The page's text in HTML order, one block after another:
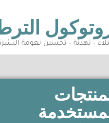
– ﺗﻬﺪﺋﺔ – ﺗﺤﺴﻴﻦ ﻧﻌﻮﻣﺔ